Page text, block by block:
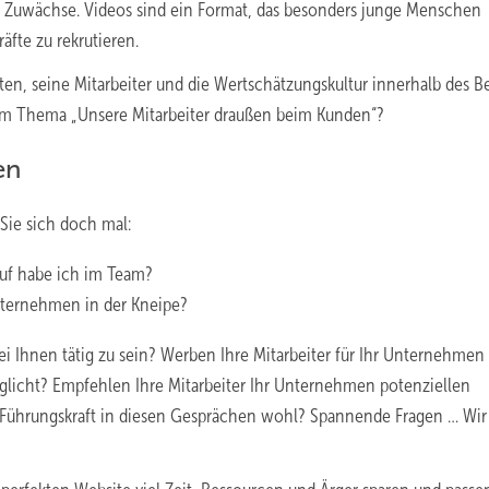
Videos sind ein Format, das besonders junge Menschen
zu rekrutieren.
seine Mitarbeiter und die Wertschätzungskultur innerhalb des
„Unsere Mitarbeiter draußen beim Kunden“?
sich doch mal:
habe ich im Team?
in der Kneipe?
Ihnen tätig zu sein? Werben Ihre Mitarbeiter für Ihr Unternehmen
Empfehlen Ihre Mitarbeiter Ihr Unternehmen potenziellen
in diesen Gesprächen wohl? Spannende Fragen … Wir